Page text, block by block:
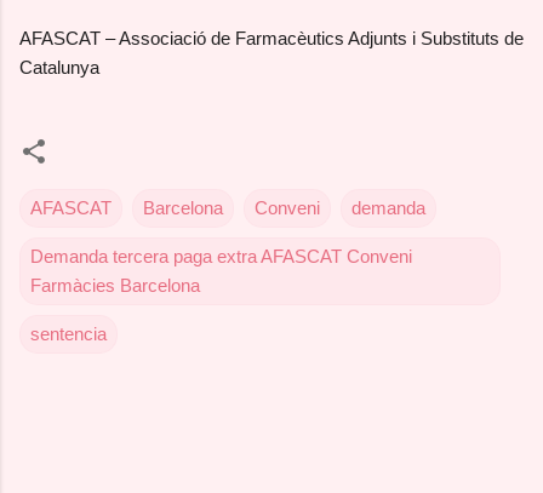
AFASCAT – Associació de Farmacèutics Adjunts i Substituts de
Catalunya
AFASCAT Barcelona Conveni demanda
Demanda tercera paga extra AFASCAT Conveni
Farmàcies Barcelona
sentencia